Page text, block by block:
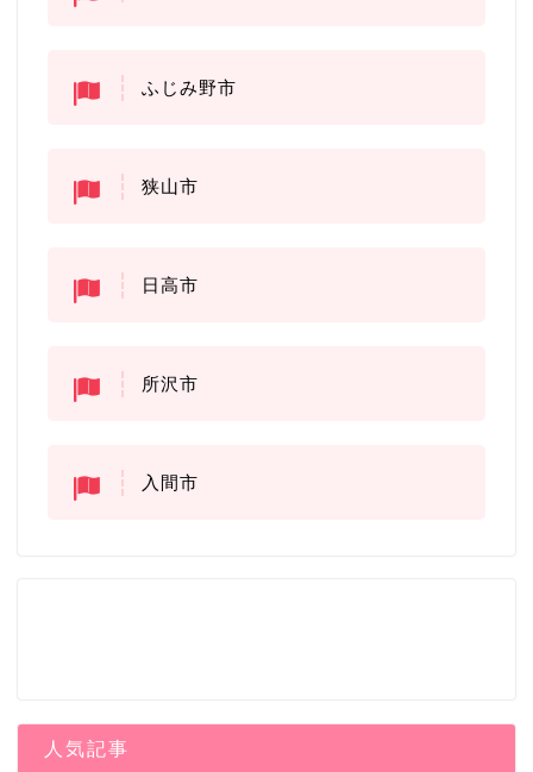
ふじみ野市
狭山市
日高市
所沢市
入間市
人気記事